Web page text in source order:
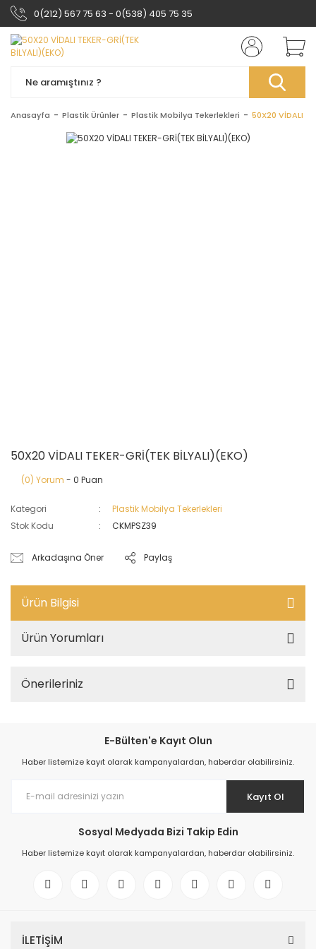
0(212) 567 75 63 - 0(538) 405 75 35
Anasayfa Plastik Ürünler Plastik Mobilya Tekerlekleri 50X20 VİDALI
50X20 VİDALI TEKER-GRİ(TEK BİLYALI)(EKO)
(0) Yorum - 0 Puan
Kategori
Plastik Mobilya Tekerlekleri
Stok Kodu
CKMPSZ39
Arkadaşına Öner Paylaş
Ürün Bilgisi
Ürün Yorumları
Önerileriniz
E-Bülten'e Kayıt Olun
Haber listemize kayıt olarak kampanyalardan, haberdar olabilirsiniz.
Kayıt Ol
Sosyal Medyada Bizi Takip Edin
Haber listemize kayıt olarak kampanyalardan, haberdar olabilirsiniz.
İLETİŞİM